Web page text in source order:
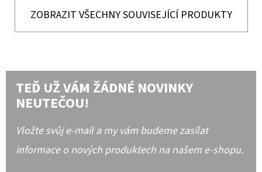
ZOBRAZIT VŠECHNY SOUVISEJÍCÍ PRODUKTY
TEĎ UŽ VÁM ŽÁDNÉ NOVINKY
NEUTEČOU!
Vložte svůj e-mail a my vám budeme zasílat
informace o nových produktech na našem e-shopu.